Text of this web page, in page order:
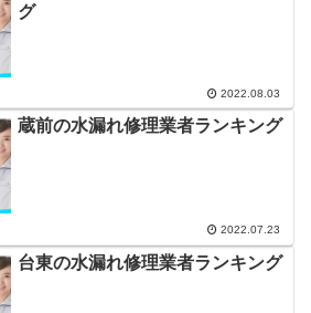
グ
2022.08.03
蔵前の水漏れ修理業者ランキング
2022.07.23
台東の水漏れ修理業者ランキング